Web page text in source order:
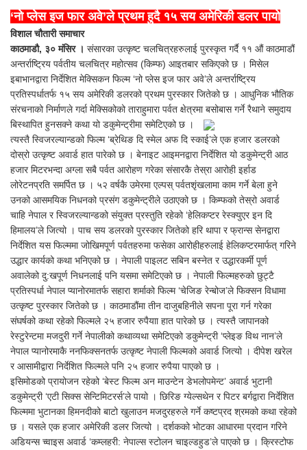
‘नो प्लेस इज फार अवे’ले प्रथम हुदै १५ सय अमेरिकी डलर पायो
विशाल चौतारी समाचार
काठमाडौ, ३० मंसिर । संसारका उत्कृष्ट चलचित्रहरुलाई पुरस्कृत गर्दै ११ औं काठमाडौं
अन्तर्राष्ट्रिय पर्वतीय चलचित्र महोत्सव (किम्फ) आइतबार सकिएको छ । मिसेल
इबाभानद्वारा निर्देशित मेक्सिकन फिल्म ‘नो प्लेस इज फार अवे’ले अन्तर्राष्ट्रिय
प्रतिस्पर्धातर्फ १५ सय अमेरिकी डलरको प्रथम पुरस्कार जितेको छ । आधुनिक भौतिक
संरचनाको निर्माणले गर्दा मेक्सिकोको ताराहुमारा पर्वत क्षेत्रमा बसोबास गर्ने रैथाने समुदाय
बिस्थापित हुनसक्ने कथा यो डकुमेन्ट्रीमा समेटिएको छ ।
त्यस्तै स्विजरल्यान्डको फिल्म ‘ब्रेथिङ दि स्मेल अफ दि स्काई’ले एक हजार डलरको
दोस्रो उत्कृष्ट अवार्ड हात पारेको छ । बेनाइट आइमनद्वारा निर्देशित यो डकुमेन्ट्री आठ
हजार मिटरभन्दा अग्ला सबै पर्वत आरोहण गरेका संसारकै तेस्रा आरोही इर्हाड
लोरेटनप्रति समर्पित छ । ५२ वर्षकै उमेरमा एल्पस् पर्वतशृंखलामा काम गर्ने बेला हुने
उनको आसमयिक निधनको प्रसंग डकुमेन्ट्रीले उठाएको छ । किम्फको तेस्रो अवार्ड
चाहि नेपाल र स्विजरल्यान्डको संयुक्त प्रस्तुति रहेको ‘हेलिकप्टर रेस्क्युएर इन दि
हिमालय’ले जित्यो । पाच सय डलरको पुरस्कार जितेको हरि थापा र फ्रान्स सेनद्वारा
निर्देशित यस फिल्ममा जोखिमपूर्ण पर्वतहरुमा फसेका आरोहीहरुलाई हेलिकप्टरमार्फत् गरिने
उद्धार कार्यको कथा भनिएको छ । नेपाली पाइलट सबिन बस्नेत र उद्धारकर्मी पूर्ण
अवालेको दु:खपूर्ण निधनलाई पनि यसमा समेटिएको छ । नेपाली फिल्महरुको छुट्टै
प्रतिस्पर्धा नेपाल प्यानोरमातर्फ सहारा शर्माको फिल्म ‘चेजिङ रेन्बोज’ले फिक्सन विधामा
उत्कृष्ट पुरस्कार जितेको छ । काठमाडौंमा तीन दाजुबहिनीले सपना पूरा गर्न गरेका
संघर्षको कथा रहेको फिल्मले २५ हजार रुपैयाा हात पारेको छ । त्यस्तै जापानको
रेस्टुरेन्टमा मजदुरी गर्ने नेपालीको कथाव्यथा समेटिएको डकुमेन्ट्री ‘प्लेइङ विथ नान’ले
नेपाल प्यानोरमाकै ननफिक्सनतर्फ उत्कृष्ट नेपाली फिल्मको अवार्ड जित्यो । दीपेश खरेल
र आसामीद्वारा निर्देशित फिल्मले पनि २५ हजार रुपैया पाएको छ ।
इसिमोडको प्रायोजन रहेको ‘बेस्ट फिल्म अन माउन्टेन डेभलोपमेन्ट’ अवार्ड भुटानी
डकुमेन्ट्री ‘एटी सिक्स सेन्टिमिटरर्स’ले पायो । छिरिङ ग्येल्सथेन र पिटर बर्गद्वारा निर्देशित
फिल्ममा भुटानका हिमनदीको बाटो खुलाउन मजदुरहरुले गर्ने कष्टप्रद श्रमको कथा रहेको
छ । यसले एक हजार अमेरिकी डलर जित्यो । दर्शकको भोटका आधारमा प्रदान गरिने
अडियन्स च्वाइस अवार्ड ‘कम्लहरी: नेपाल्स स्टोलन चाइल्डहुड’ले पाएको छ । क्रिस्टोफ